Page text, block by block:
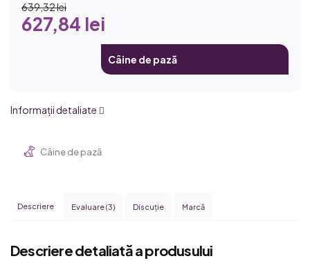
639,32 lei
627,84 lei
Câine de pază
Informaţii detaliate
Câine de pază
Descriere Evaluare (3) Discuţie Marcă
Descriere detaliată a produsului